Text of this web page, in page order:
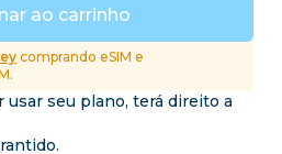
ao carrinho
comprando eSIM e
usar seu plano, terá direito a